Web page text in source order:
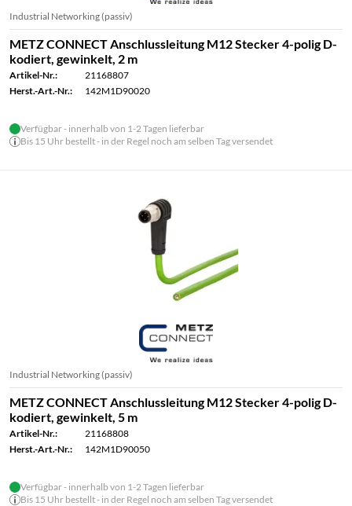
Industrial Networking (passiv)
METZ CONNECT Anschlussleitung M12 Stecker 4-polig D-
kodiert, gewinkelt, 2 m
Artikel-Nr.:
21168807
Herst.-Art.-Nr.:
142M1D90020
Verfügbar - innerhalb von 1-2 Tagen lieferbar
Bis 15 Uhr bestellt - in der Regel noch am selben Tag versendet
Industrial Networking (passiv)
METZ CONNECT Anschlussleitung M12 Stecker 4-polig D-
kodiert, gewinkelt, 5 m
Artikel-Nr.:
21168808
Herst.-Art.-Nr.:
142M1D90050
Verfügbar - innerhalb von 1-2 Tagen lieferbar
Bis 15 Uhr bestellt - in der Regel noch am selben Tag versendet